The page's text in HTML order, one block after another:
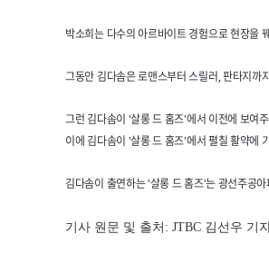
박소희는 다수의 아르바이트 경험으로 현장을
그동안 김다솜은 로맨스부터 스릴러, 판타지까
그런 김다솜이 '살롱 드 홈즈'에서 이전에 보여
이에 김다솜이 '살롱 드 홈즈'에서 펼칠 활약에
김다솜이 출연하는 '살롱 드 홈즈'는 광선주공
기사 원문 및 출처: JTBC 김선우 기